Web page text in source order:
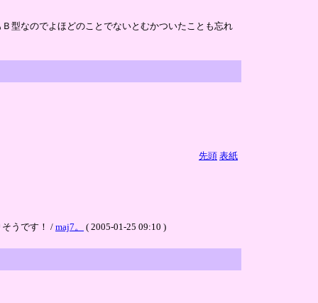
型なのでよほどのことでないとむかついたことも忘れ
先頭 表紙
うです！ / maj7。 ( 2005-01-25 09:10 )